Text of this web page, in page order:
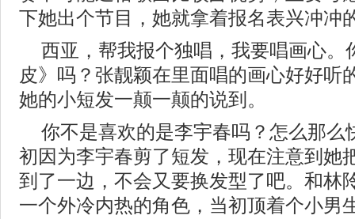
下她出个节目，她就拿着报名表兴冲冲
西亚，帮我报个独唱，我要唱画心。
皮》吗？张靓颖在里面唱的画心好好听
她的小短发一颠一颠的说到。
你不是喜欢的是李宇春吗？怎么那么
初因为李宇春剪了短发，现在注意到她
到了一边，不会又要换发型了吧。和林
一个外冷内热的角色，当初顶着个小男